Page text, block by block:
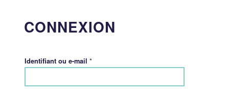
CONNEXION
Identifiant ou e-mail *